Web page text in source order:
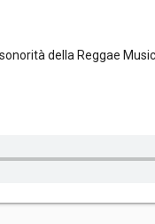
della Reggae